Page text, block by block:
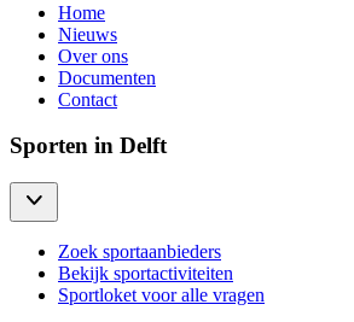
Home
Nieuws
Over ons
Documenten
Contact
Sporten in Delft
Zoek sportaanbieders
Bekijk sportactiviteiten
Sportloket voor alle vragen